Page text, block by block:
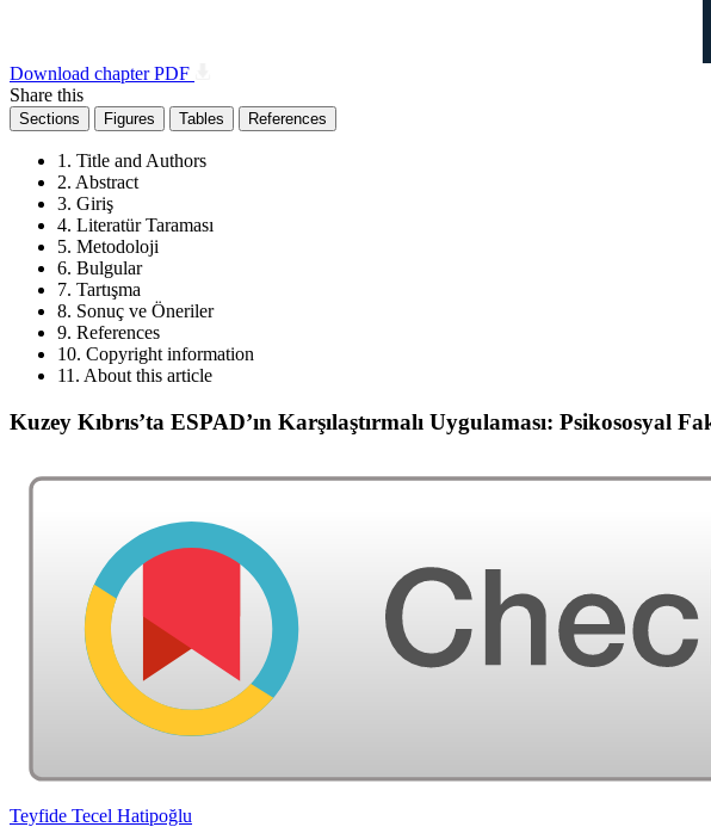
Download chapter PDF
Share this
Sections Figures Tables References
1. Title and Authors
2. Abstract
3. Giriş
4. Literatür Taraması
5. Metodoloji
6. Bulgular
7. Tartışma
8. Sonuç ve Öneriler
9. References
10. Copyright information
11. About this article
Kuzey Kıbrıs’ta ESPAD’ın Karşılaştırmalı Uygulaması: Psikososyal
Teyfide Tecel Hatipoğlu